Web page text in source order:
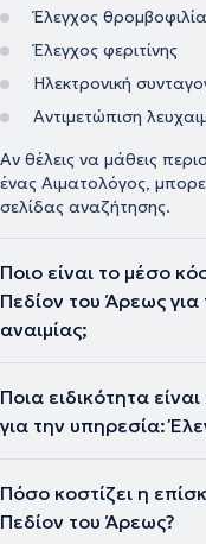
Έλεγχος
Έλεγχος φεριτίνης
Ηλεκτρονική
Αντιμετώπιση
Αν θέλεις να μάθεις
ένας Αιματολόγος,
σελίδας αναζήτησης.
Ποιο είναι το μέσο
Πεδίον του Άρεως
αναιμίας;
Ποια ειδικότητα
για την υπηρεσία:
Πόσο κοστίζει η
Πεδίον του Άρεως?